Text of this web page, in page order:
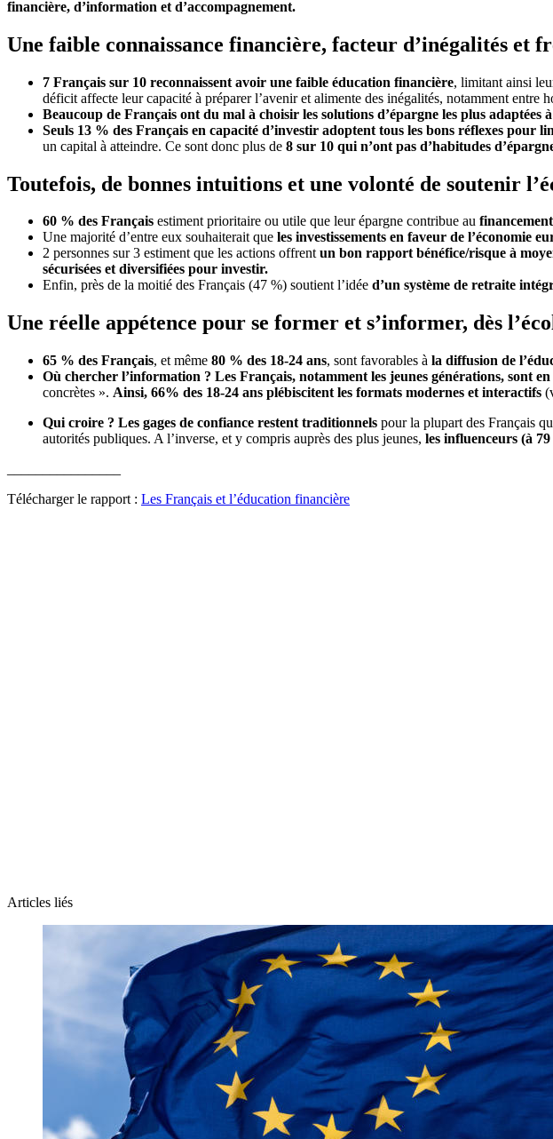
financière, d’information et d’accompagnement.
Une faible connaissance financière, facteur d’inégalités et
7 Français sur 10 reconnaissent avoir une faible éducation financière, limitant ainsi
déficit affecte leur capacité à préparer l’avenir et alimente des inégalités, notamment entre
Beaucoup de Français ont du mal à choisir les solutions d’épargne les plus adaptées
Seuls 13 % des Français en capacité d’investir adoptent tous les bons réflexes pour
un capital à atteindre. Ce sont donc plus de 8 sur 10 qui n’ont pas d’habitudes
Toutefois, de bonnes intuitions et une volonté de soutenir
60 % des Français estiment prioritaire ou utile que leur épargne contribue au
Une majorité d’entre eux souhaiterait que les investissements en faveur de l’économie
2 personnes sur 3 estiment que les actions offrentun bon rapport bénéfice/risque à
sécurisées et diversifiées pour investir.
Enfin, près de la moitié des Français (47 %) soutient l’idée d’un système de retraite
Une réelle appétence pour se former et s’informer, dès
65 % des Français, et même 80 % des 18-24 ans, sont favorables à la diffusion de
Où chercher l’information ? Les Français, notamment les jeunes générations, sont
concrètes ». Ainsi, 66% des 18-24 ans plébiscitent les formats modernes et interactifs
Qui croire ? Les gages de confiance restent traditionnels pour la plupart des Français
autorités publiques. A l’inverse, et y compris auprès des plus jeunes, les influenceurs (à
Télécharger le rapport : Les Français et l’éducation financière
Articles liés